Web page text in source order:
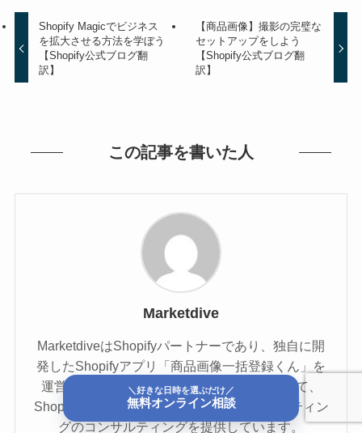
Shopify Magicでビジネス
を拡大させる方法を学ぼう
【Shopify公式ブログ翻
訳】
【商品画像】撮影の完璧な
セットアップをしよう
【Shopify公式ブログ翻
訳】
この記事を書いた人
Marketdive
MarketdiveはShopifyパートナーであり、独自に開
発したShopifyアプリ「商品画像一括登録くん」を
運営しています。またEコマース専門家として、
Shopifyを中心にEC事業及びデジタルマーケティン
グのコンサルティングを提供しています。
＼好きな日時を選ぶだけ／
無料オンライン相談